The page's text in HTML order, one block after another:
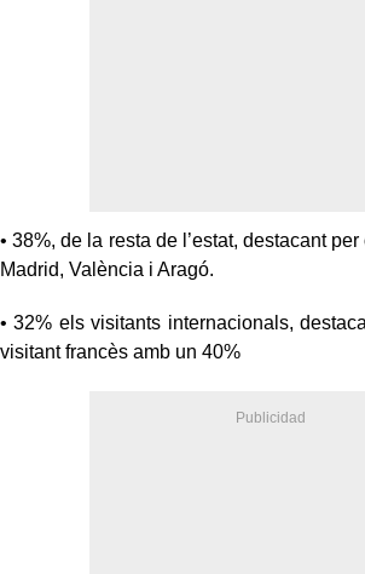
• 38%, de la resta de l’estat, destacant
Madrid, València i Aragó.
• 32% els visitants internacionals,
visitant francès amb un 40%